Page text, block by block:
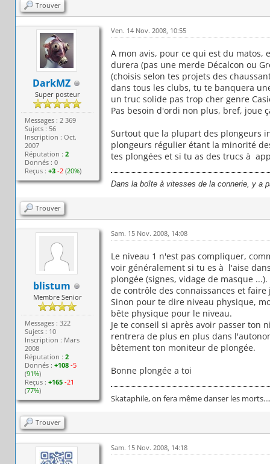
Trouver
DarkMZ
Super posteur
Messages : 2 369
Sujets : 56
Inscription : Oct.
2007
Réputation :2
Donnés : 0
Reçus :+3 -2 (20%)
Ven. 14 Nov. 2008, 10:55
A mon avis, pour ce qui est du
durera (pas une merde Décalcon ou
(choisis selon tes projets des
dans tous les clubs, tu te banquera
un truc solide pas trop cher genre
Pas besoin d'ordi non plus, bref, joue
Surtout que la plupart des plongeurs
plongeurs régulier étant la minorité
tes plongées et si tu as des trucs à
Dans la boîte à vitesses de la connerie, y a
Trouver
blistum
Membre Senior
Messages : 322
Sujets : 10
Inscription : Mars
2008
Réputation :2
Donnés :+108 -5
(91%)
Reçus :+165 -21
(77%)
Sam. 15 Nov. 2008, 14:08
Le niveau 1 n'est pas compliquer,
voir généralement si tu es à l'aise
plongée (signes, vidage de masque
de contrôle des connaissances et
Sinon pour te dire niveau physique,
bête physique pour le niveau.
Je te conseil si après avoir passer ton
rentrera de plus en plus dans
bêtement ton moniteur de plongée.
Bonne plongée a toi
Skataphile, on fera même danser les
Trouver
Sam. 15 Nov. 2008, 14:18